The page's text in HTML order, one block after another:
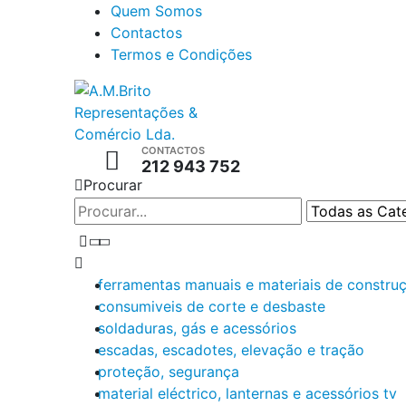
Quem Somos
Contactos
Termos e Condições
CONTACTOS
212 943 752
Procurar
ferramentas manuais e materiais de
consumiveis de corte e desbaste
soldaduras, gás e acessórios
escadas, escadotes, elevação e tração
proteção, segurança
material eléctrico, lanternas e acessórios tv